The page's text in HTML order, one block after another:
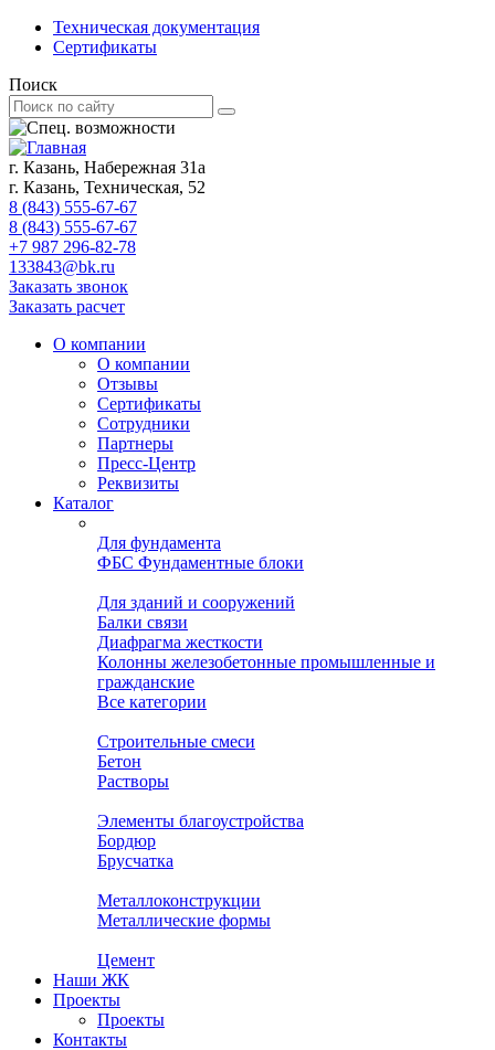
Техническая документация
Сертификаты
Поиск
г. Казань, Набережная 31а
г. Казань, Техническая, 52
8 (843) 555-67-67
8 (843) 555-67-67
+7 987 296-82-78
133843@bk.ru
Заказать звонок
Заказать расчет
О компании
О компании
Отзывы
Сертификаты
Сотрудники
Партнеры
Пресс-Центр
Реквизиты
Каталог
Для фундамента
ФБС Фундаментные блоки
Для зданий и сооружений
Балки связи
Диафрагма жесткости
Колонны железобетонные промышленные и
гражданские
Все категории
Строительные смеси
Бетон
Растворы
Элементы благоустройства
Бордюр
Брусчатка
Металлоконструкции
Металлические формы
Цемент
Наши ЖК
Проекты
Проекты
Контакты